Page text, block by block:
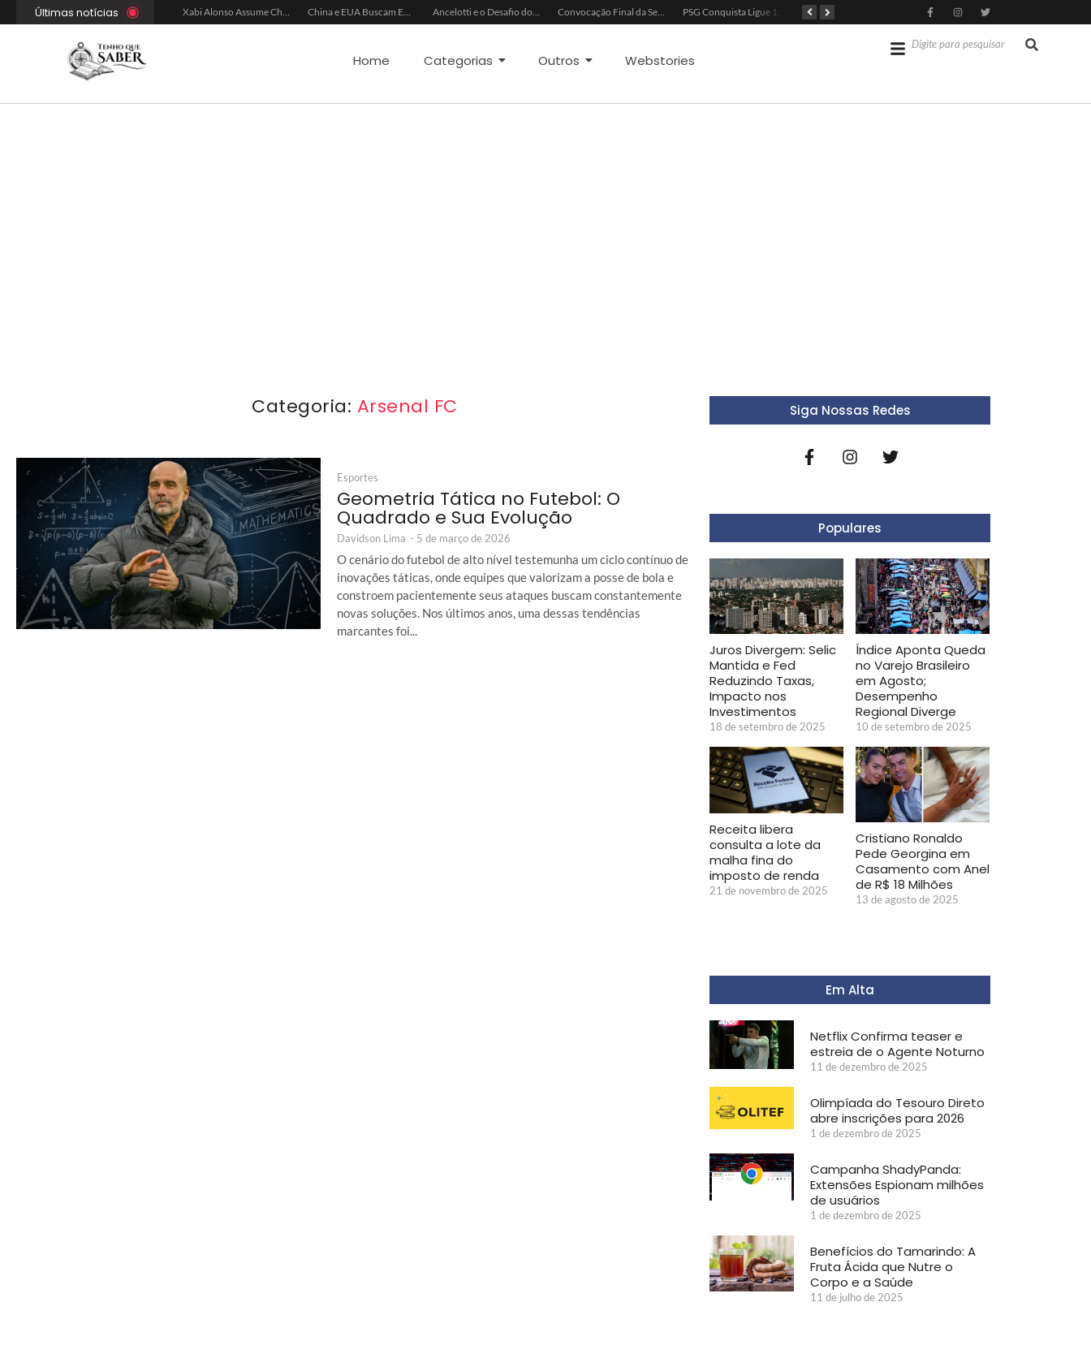
Últimas notícias Xabi Alonso Assume Chelsea: Nova Estratégia Gerencial e Contrato Até 2030 China e EUA Buscam Expansão do Comércio Agrícola Ancelotti e o Desafio dos Goleiros na Seleção Convocação Final da Seleção Brasileira para a Copa do Mundo 2026
Home Categorias Outros Webstories
Categoria: Arsenal FC
Esportes
Geometria Tática no Futebol: O
Quadrado e Sua Evolução
Davidson Lima - 5 de março de 2026
O cenário do futebol de alto nível testemunha um ciclo contínuo de
inovações táticas, onde equipes que valorizam a posse de bola e
constroem pacientemente seus ataques buscam constantemente
novas soluções. Nos últimos anos, uma dessas tendências
marcantes foi...
Siga Nossas Redes
Populares
Juros Divergem: Selic
Mantida e Fed
Reduzindo Taxas,
Impacto nos
Investimentos
18 de setembro de 2025
Índice Aponta Queda
no Varejo Brasileiro
em Agosto;
Desempenho
Regional Diverge
10 de setembro de 2025
Receita libera
consulta a lote da
malha fina do
imposto de renda
21 de novembro de 2025
Cristiano Ronaldo
Pede Georgina em
Casamento com Anel
de R$ 18 Milhões
13 de agosto de 2025
Em Alta
Netflix Confirma teaser e
estreia de o Agente Noturno
11 de dezembro de 2025
Olimpíada do Tesouro Direto
abre inscrições para 2026
1 de dezembro de 2025
Campanha ShadyPanda:
Extensões Espionam milhões
de usuários
1 de dezembro de 2025
Benefícios do Tamarindo: A
Fruta Ácida que Nutre o
Corpo e a Saúde
11 de julho de 2025